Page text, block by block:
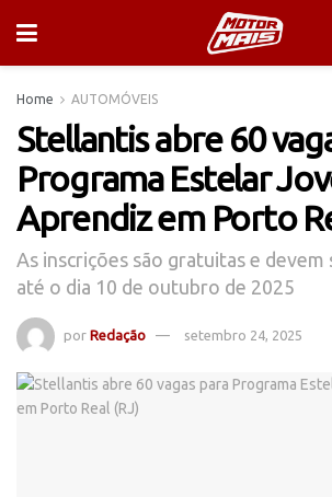
Home AUTOMÓVEIS
Stellantis abre 60
Programa Estelar
Aprendiz em Porto
As inscrições são gratuitas e devem
até o dia 10 de outubro de 2025
por Redação setembro 24, 2025